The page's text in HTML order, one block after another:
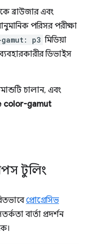
ব্রাউজার এবং
পরিসর পরীক্ষা
p3 মিডিয়া
ডিভাইস
চালান, এবং
color-gamut
টুলিং
প্রোগ্রেসিভ
বার্তা প্রদর্শন